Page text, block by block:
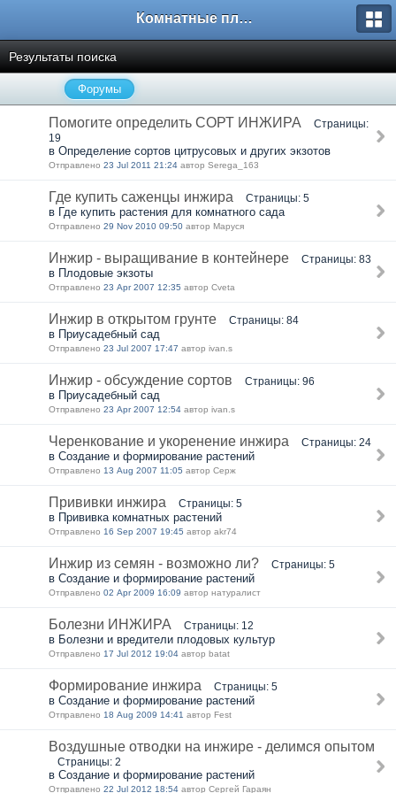
Комнатные плодовые экзоты
Результаты поиска
Форумы
Помогите определить СОРТ ИНЖИРА
Страницы:
19
в Определение сортов цитрусовых и других экзотов
Отправлено 23 Jul 2011 21:24 автор Serega_163
Где купить саженцы инжира Страницы: 5
в Где купить растения для комнатного сада
Отправлено 29 Nov 2010 09:50 автор Маруся
Инжир - выращивание в контейнере Страницы: 83
в Плодовые экзоты
Отправлено 23 Apr 2007 12:35 автор Cveta
Инжир в открытом грунте Страницы: 84
в Приусадебный сад
Отправлено 23 Jul 2007 17:47 автор ivan.s
Инжир - обсуждение сортов Страницы: 96
в Приусадебный сад
Отправлено 23 Apr 2007 12:54 автор ivan.s
Черенкование и укоренение инжира Страницы: 24
в Создание и формирование растений
Отправлено 13 Aug 2007 11:05 автор Серж
Прививки инжира Страницы: 5
в Прививка комнатных растений
Отправлено 16 Sep 2007 19:45 автор akr74
Инжир из семян - возможно ли? Страницы: 5
в Создание и формирование растений
Отправлено 02 Apr 2009 16:09 автор натуралист
Болезни ИНЖИРА Страницы: 12
в Болезни и вредители плодовых культур
Отправлено 17 Jul 2012 19:04 автор batat
Формирование инжира Страницы: 5
в Создание и формирование растений
Отправлено 18 Aug 2009 14:41 автор Fest
Воздушные отводки на инжире - делимся опытом
Страницы: 2
в Создание и формирование растений
Отправлено 22 Jul 2012 18:54 автор Сергей Гараян